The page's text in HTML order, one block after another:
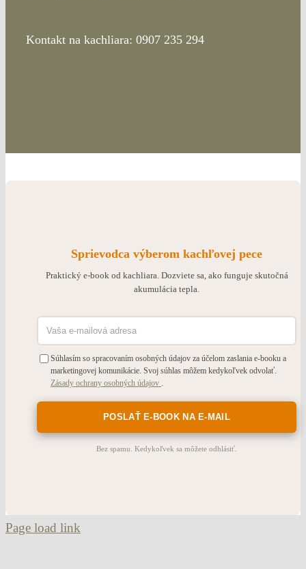
Kontakt na kachliara: 0907 235 294
Sprievodca výberom kachľovej pece
Praktický e-book od kachliara. Dozviete sa, ako funguje skutočná
akumulácia tepla.
Súhlasím so spracovaním osobných údajov za účelom zaslania e-booku a
marketingovej komunikácie. Svoj súhlas môžem kedykoľvek odvolať.
Zásady ochrany osobných údajov .
Bez spamu. Kedykoľvek sa môžete odhlásiť.
Page load link